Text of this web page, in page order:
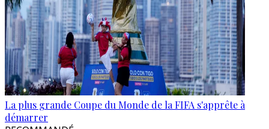
La plus grande Coupe du Monde de la FIFA s'apprête à
démarrer